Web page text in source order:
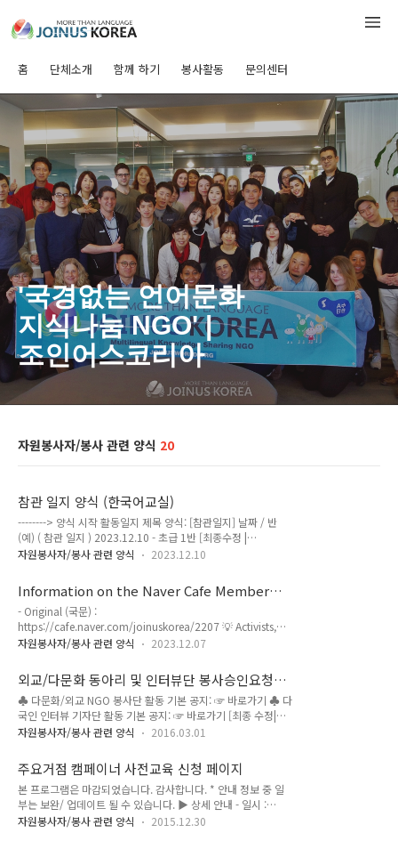
홈 단체소개 함께 하기 봉사활동 문의센터
'국경없는 언어문화
지식나눔 NGO' |
조인어스코리아
자원봉사자/봉사 관련 양식 20
참관 일지 양식 (한국어교실)
--------> 양식 시작 활동일지 제목 양식: [참관일지] 날짜 / 반
(예) ( 참관 일지 ) 2023.12.10 - 초급 1반 [최종수정 |
2024.3.15 ] (주의) 양식에 포함된 설명/지시사항은 훼손하지
* (실명 기재) - 4. 참여 학생 (인원수)* - Jordy 외 2인 - 5. 장 소
* (사무국 회의실 ) - 6. 학습 내용 * - 7. 수업 특징 (수업 진행 방
식, 분위기, 학생들 반응 등 강의자의 수업 자료 및 진행 방법 등
을 수업 절차에 따라 기록함이 좋습니다.) - 8. 참관 소감 (내가
자원봉사자/봉사 관련 양식 2023.12.10
Information on the Naver Cafe Member
level-up system (ENG)
- Original (국문) :
https://cafe.naver.com/joinuskorea/2207 💡 Activists,
hope you support each volunteer’s visions and
can find this in the category bar on the left side) and 5
welcoming & cheering comments on other members'
posts. Then you will automatically be registered as
[General Member activists] (However, if you delete the
posting and c..
자원봉사자/봉사 관련 양식 2023.12.07
외교/다문화 동아리 및 인터뷰단 봉사승인요청
양식
♣ 다문화/외교 NGO 봉사단 활동 기본 공지: ☞ 바로가기 ♣ 다
국인 인터뷰 기자단 활동 기본 공지: ☞ 바로가기 [최종 수정|
2022.02.18] * 동아리(팀)/ 기사 작성 가이드: 바로가기 * 인터
기 - 봉사시간 승인요청서 양식 더보기 3) 반려 시, 사유는 활동
보고서의 댓글로 전달됨. "다국어&다문화 지식공유/교류 커뮤
니티" 운영 IT NGO MULTILINGUAL KNOWLEDGE
EXCHANGE & SHARING COMMUNITY
JOINUSWORLD.ORG 조인어스코리아는 국내 최대 20 언어권
자원봉사자/봉사 관련 양식 2016.03.01
주요거점 캠페이너 사전교육 신청 페이지
본 프로그램은 마감되었습니다. 감사합니다. * 안내 정보 중 일
부는 보완/ 업데이트 될 수 있습니다. ▶ 상세 안내 - 일시 :
2016년 1월 6일 수요일 / 2016년 1월 7일 목요일 ☞ (택1) >
자원봉사자/봉사 관련 양식 2015.12.30